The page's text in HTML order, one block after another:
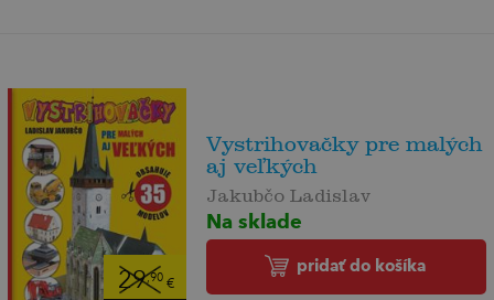
29,90€
Vystrihovačky pre malých
aj veľkých
Jakubčo Ladislav
Na sklade
pridať do košíka